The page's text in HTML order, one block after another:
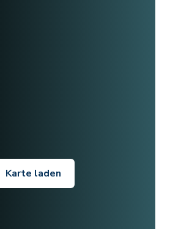
Karte laden